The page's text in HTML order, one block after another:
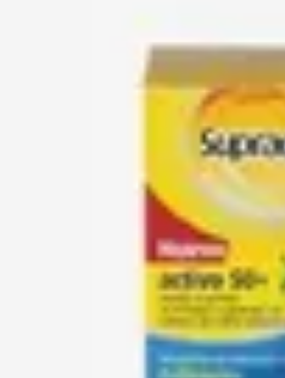
Evaluación y FinanciamientoGuía
de Sistemas SolaresBeneficios y
Soluciones Solares